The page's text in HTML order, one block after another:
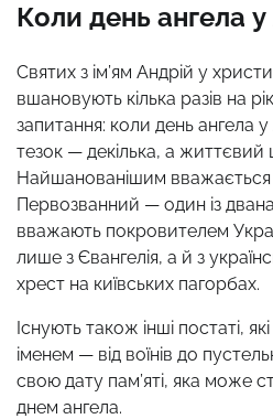
Коли день ангела у
Святих з ім’ям Андрій у
вшановують кілька разів на
запитання: коли день ангела
тезок — декілька, а життєвий
Найшанованішим вважається
Первозванний — один із
вважають покровителем
лише з Євангелія, а й з
хрест на київських пагорбах.
Існують також інші постаті,
іменем — від воїнів до
свою дату пам’яті, яка може
днем ангела.